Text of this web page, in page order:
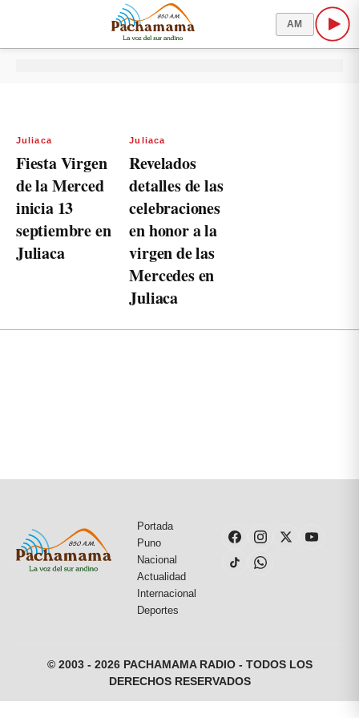
AM
Juliaca
Fiesta Virgen
de la Merced
inicia 13
septiembre en
Juliaca
Juliaca
Revelados
detalles de las
celebraciones
en honor a la
virgen de las
Mercedes en
Juliaca
Portada
Puno
Nacional
Actualidad
Internacional
Deportes
© 2003 - 2026 PACHAMAMA RADIO - TODOS LOS
DERECHOS RESERVADOS